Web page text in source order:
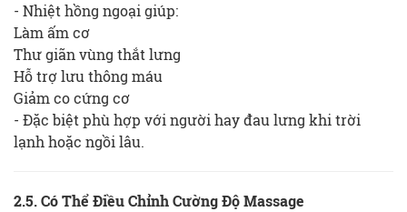
- Nhiệt hồng ngoại giúp:
Làm ấm cơ
Thư giãn vùng thắt lưng
Hỗ trợ lưu thông máu
Giảm co cứng cơ
- Đặc biệt phù hợp với người hay đau lưng khi trời
lạnh hoặc ngồi lâu.
2.5. Có Thể Điều Chỉnh Cường Độ Massage